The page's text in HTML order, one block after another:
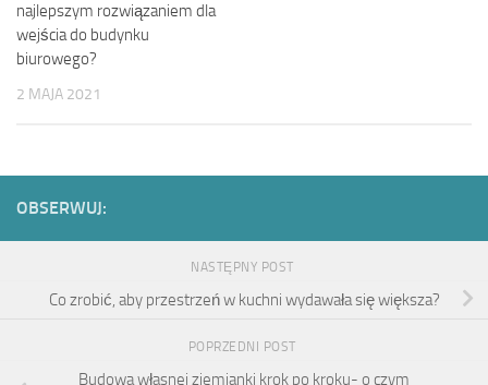
najlepszym rozwiązaniem dla
wejścia do budynku
biurowego?
2 MAJA 2021
OBSERWUJ:
NASTĘPNY POST
Co zrobić, aby przestrzeń w kuchni wydawała się większa?
POPRZEDNI POST
Budowa własnej ziemianki krok po kroku- o czym